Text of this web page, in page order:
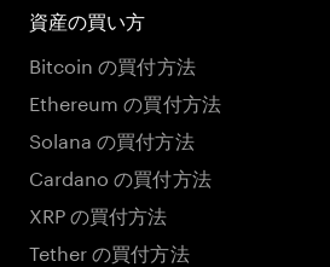
資産の買い方
Bitcoin の買付方法
Ethereum の買付方法
Solana の買付方法
Cardano の買付方法
XRP の買付方法
Tether の買付方法